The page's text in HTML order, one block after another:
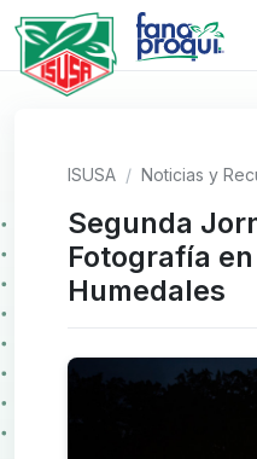
ISUSA Noticias y
Segunda
Fotografía
Humedales